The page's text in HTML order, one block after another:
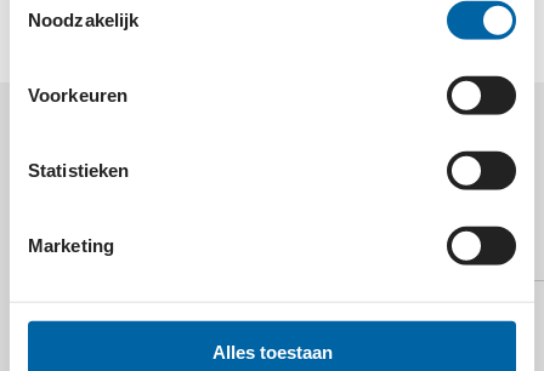
Noodzakelijk
Voorkeuren
Statistieken
Marketing
Alles toestaan
MEER WETEN OVER
NEDERLAND?